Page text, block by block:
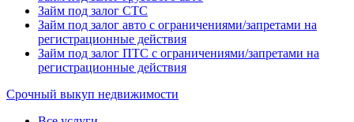
Займ под залог СТС
Займ под залог авто с ограничениями/запретами на
регистрационные действия
Займ под залог ПТС с ограничениями/запретами на
регистрационные действия
Срочный выкуп недвижимости